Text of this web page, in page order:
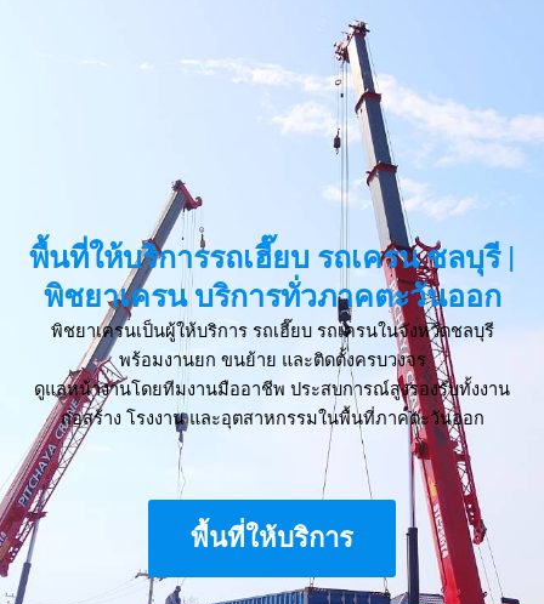
พื้นที่ให้บริการรถเฮี๊ยบ รถเครน ชลบุรี |
พิชยาเครน บริการทั่วภาคตะวันออก
พิชยาเครนเป็นผู้ให้บริการ รถเฮี๊ยบ รถเครนในจังหวัดชลบุรี
พร้อมงานยก ขนย้าย และติดตั้งครบวงจร
ดูแลหน้างานโดยทีมงานมืออาชีพ ประสบการณ์สูงรองรับทั้งงาน
ก่อสร้าง โรงงาน และอุตสาหกรรมในพื้นที่ภาคตะวันออก
พื้นที่ให้บริการ